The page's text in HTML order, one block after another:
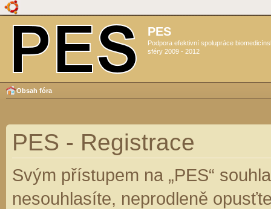
PES
Podpora efektivní spolupráce
sféry 2009 - 2012
Obsah fóra
PES - Registrace
Svým přístupem na „PES“
nesouhlasíte, neprodleně